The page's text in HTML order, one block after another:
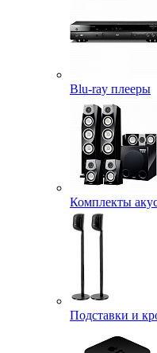
Blu-ray плееры
Комплекты
Подставки и